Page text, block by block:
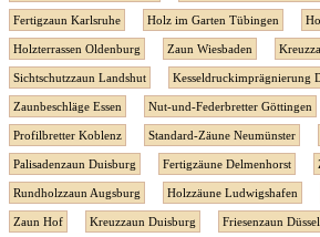
Fertigzaun Karlsruhe Holz im Garten Tübingen
Holzterrassen Oldenburg Zaun Wiesbaden
Sichtschutzzaun Landshut Kesseldruckimprägnierung
Zaunbeschläge Essen Nut-und-Federbretter Göttingen
Profilbretter Koblenz Standard-Zäune Neumünster
Palisadenzaun Duisburg Fertigzäune Delmenhorst
Rundholzzaun Augsburg Holzzäune Ludwigshafen
Zaun Hof Kreuzzaun Duisburg Friesenzaun